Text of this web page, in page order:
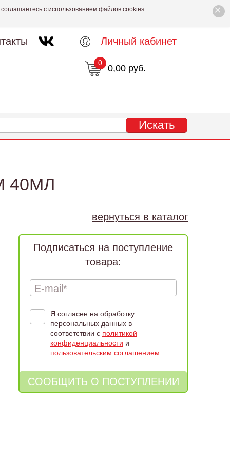
×
с использованием файлов cookies.
Личный кабинет
0,00 руб.
0
40МЛ
вернуться в каталог
Подписаться на поступление
товара:
E-mail*
Я согласен на обработку
персональных данных в
соответствии с политикой
конфиденциальности и
пользовательским соглашением